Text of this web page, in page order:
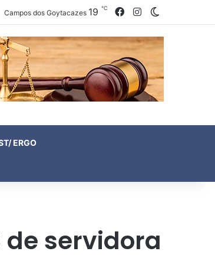
Campos dos Goytacazes 19 ℃ FacebookInstagram
ERGO
de servidora